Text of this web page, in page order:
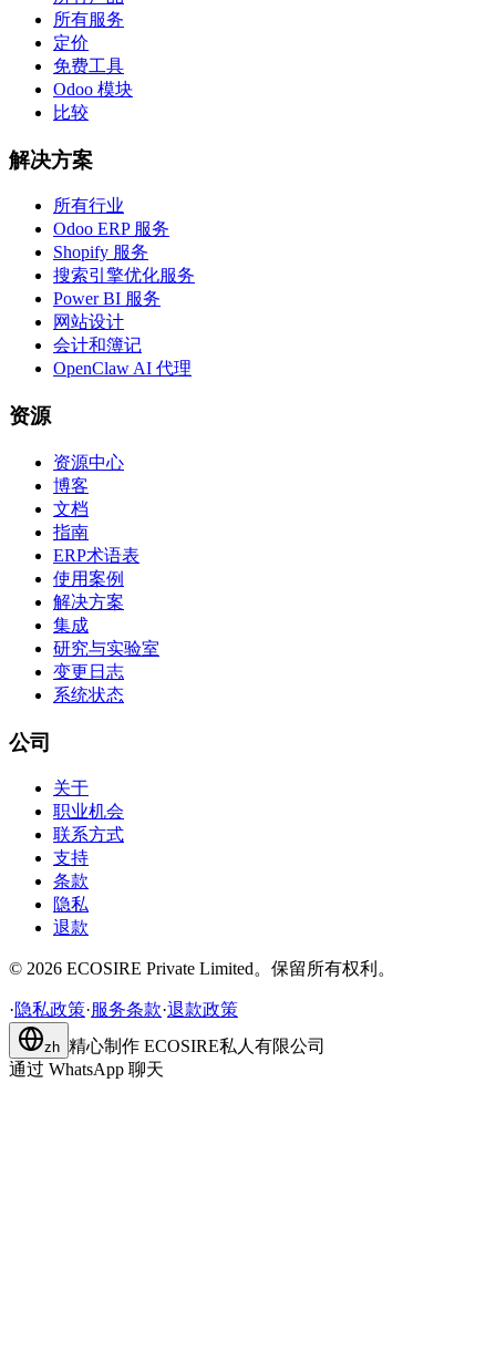
所有服务
定价
免费工具
Odoo 模块
比较
解决方案
所有行业
Odoo ERP 服务
Shopify 服务
搜索引擎优化服务
Power BI 服务
网站设计
会计和簿记
OpenClaw AI 代理
资源
资源中心
博客
文档
指南
ERP术语表
使用案例
解决方案
集成
研究与实验室
变更日志
系统状态
公司
关于
职业机会
联系方式
支持
条款
隐私
退款
© 2026 ECOSIRE Private Limited。保留所有权利。
·隐私政策·服务条款·退款政策
zh 精心制作 ECOSIRE私人有限公司
通过 WhatsApp 聊天